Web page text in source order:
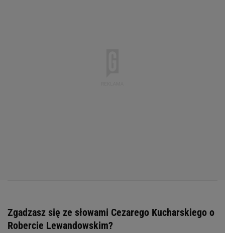
Zgadzasz się ze słowami Cezarego Kucharskiego o
Robercie Lewandowskim?